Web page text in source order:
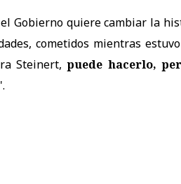
Gobierno quiere cambiar la
cometidos mientras
Steinert, puede hacerlo,